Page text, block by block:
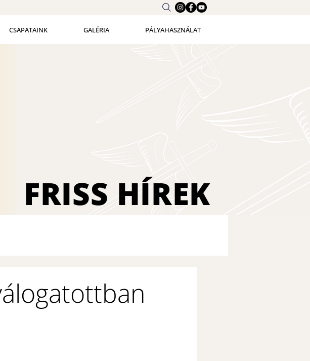
CSAPATAINK GALÉRIA PÁLYAHASZNÁLAT
FRISS HÍREK